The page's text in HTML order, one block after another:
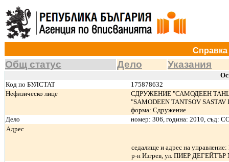
Справка
Общ статус Дело Указания
Код по БУЛСТАТ
175878632
Нефизическо лице
СДРУЖЕНИЕ "САМОДЕЕН
"SAMODEEN TANTSOV
форма: Сдружение
Дело
номер: 306, година: 2010,
Адрес
седалище и адрес на
р-н Изгрев, ул. ПИЕР ДЕГЕЙТЪР